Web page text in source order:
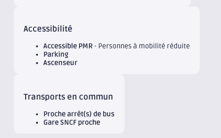
Accessibilité
Accessible PMR - Personnes à mobilité réduite
Parking
Ascenseur
Transports en commun
Proche arrêt(s) de bus
Gare SNCF proche